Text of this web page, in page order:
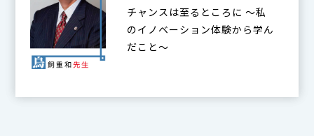
チャンスは至るところに ～私
のイノベーション体験から学ん
だこと～